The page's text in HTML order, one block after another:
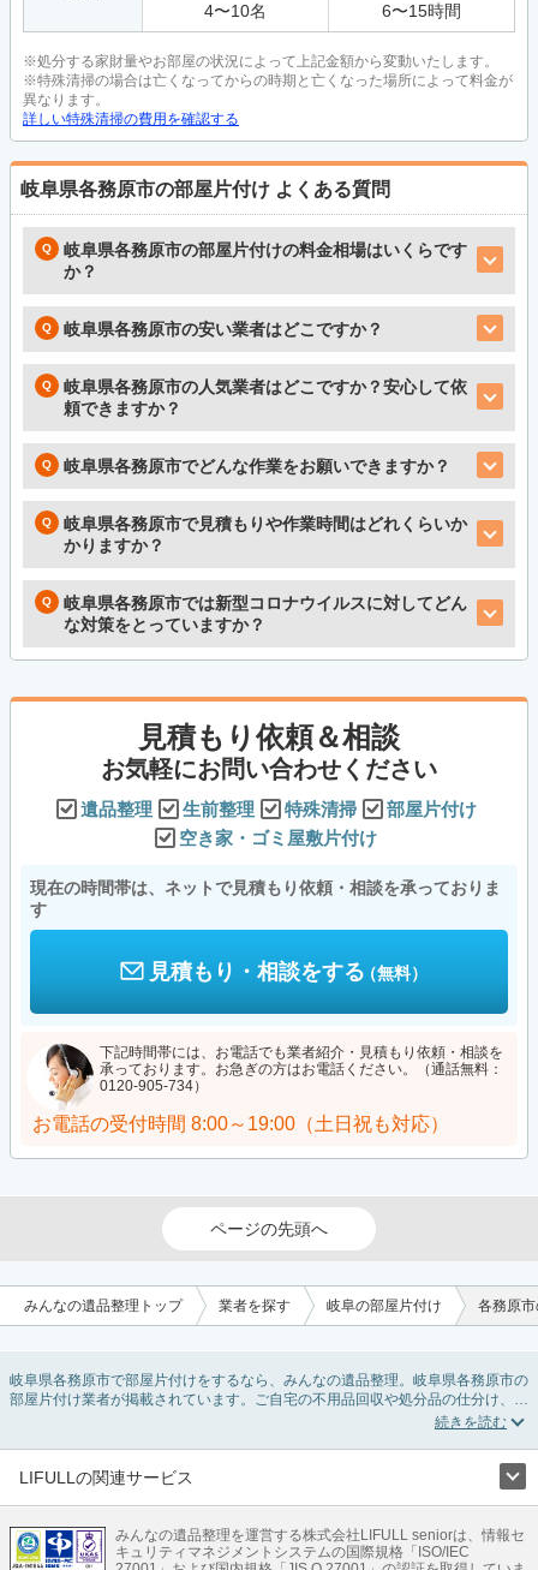
4〜10名 6〜15時間
※処分する家財量やお部屋の状況によって上記金額から変動いたします。
※特殊清掃の場合は亡くなってからの時期と亡くなった場所によって料金が
異なります。
詳しい特殊清掃の費用を確認する
岐阜県各務原市の部屋片付け よくある質問
岐阜県各務原市の部屋片付けの料金相場はいくらです
か？
岐阜県各務原市の安い業者はどこですか？
岐阜県各務原市の人気業者はどこですか？安心して依
頼できますか？
岐阜県各務原市でどんな作業をお願いできますか？
岐阜県各務原市で見積もりや作業時間はどれくらいか
かりますか？
岐阜県各務原市では新型コロナウイルスに対してどん
な対策をとっていますか？
見積もり依頼＆相談
お気軽にお問い合わせください
遺品整理 生前整理 特殊清掃
部屋片付け
空き家・ゴミ屋敷片付け
現在の時間帯は、ネットで見積もり依頼・相談を承っておりま
す
見積もり・相談をする（無料）
下記時間帯には、お電話でも業者紹介・見積もり依頼・相談を
承っております。お急ぎの方はお電話ください。（通話無料：
0120-905-734）
お電話の受付時間 8:00～19:00（土日祝も対応）
ページの先頭へ
みんなの遺品整理トップ 業者を探す 岐阜の部屋片付け 各務原
岐阜県各務原市で部屋片付けをするなら、みんなの遺品整理。岐阜県各務原市の
部屋片付け業者が掲載されています。ご自宅の不用品回収や処分品の仕分け、貴
重品の捜索などの依頼ができます。岐阜県各務原市の部屋片付けの料金相場情報
ましょう。部屋片付けはいつか着手しようと思っていると、ついつい後回しにな
ご自分で無理なくできる片付け方法やご実家の片付けノウハウもお届けしていま
すので、ぜひあわせてご覧ください。
LIFULLの関連サービス
不動産・住宅
引越し 老人ホーム 地方創生 ママの就労支援
不動産クラウドファンディング 遺品整理 老後の暮らし情報
みんなの遺品整理を運営する株式会社LIFULL seniorは、情報セ
キュリティマネジメントシステムの国際規格「ISO/IEC